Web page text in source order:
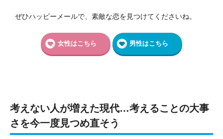
ぜひハッピーメールで、素敵な恋を見つけてくださいね。
女性はこちら 男性はこちら
考えない人が増えた現代…考えることの大事
さを今一度見つめ直そう